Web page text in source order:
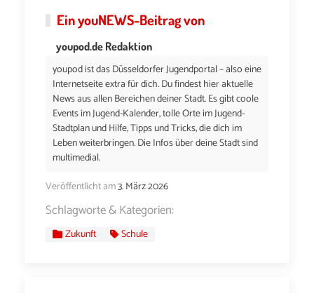
EinyouNEWS-Beitrag von
youpod.de Redaktion
youpod ist das Düsseldorfer Jugendportal – also eine
Internetseite extra für dich. Du findest hier aktuelle
News aus allen Bereichen deiner Stadt. Es gibt coole
Events im Jugend-Kalender, tolle Orte im Jugend-
Stadtplan und Hilfe, Tipps und Tricks, die dich im
Leben weiterbringen. Die Infos über deine Stadt sind
multimedial.
Veröffentlicht am3. März 2026
Schlagworte & Kategorien:
Zukunft Schule